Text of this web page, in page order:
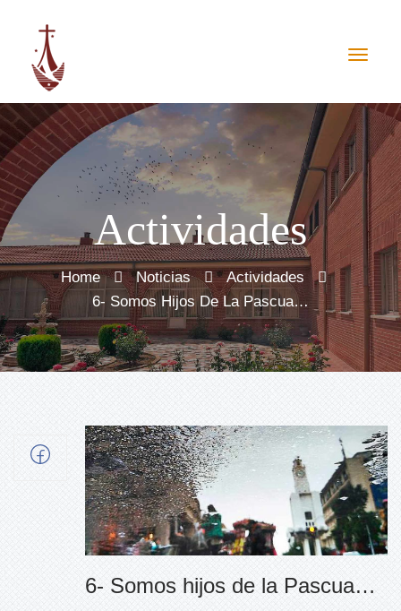
Actividades
Home Noticias
Actividades
6- Somos Hijos De La Pascua…
6- Somos hijos de la Pascua…